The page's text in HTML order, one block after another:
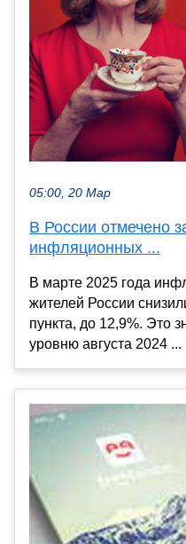
05:00, 20 Мар
В России отмечено
инфляционных ...
В марте 2025 года
жителей России
пункта, до 12,9%. Это
уровню августа 2024 ...